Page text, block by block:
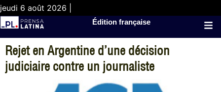
jeudi 6 août 2026 |
Édition française
Rejet en Argentine d’une décision
judiciaire contre un journaliste